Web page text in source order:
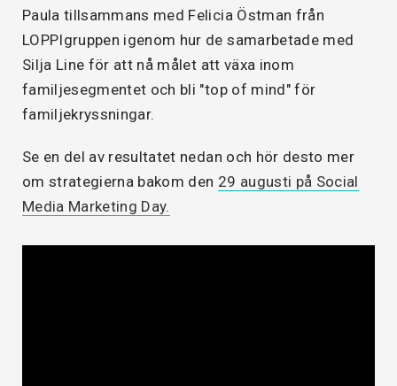
Paula tillsammans med Felicia Östman från
LOPPIgruppen igenom hur de samarbetade med
Silja Line för att nå målet att växa inom
familjesegmentet och bli "top of mind" för
familjekryssningar.
Se en del av resultatet nedan och hör desto mer
om strategierna bakom den 29 augusti på Social
Media Marketing Day.